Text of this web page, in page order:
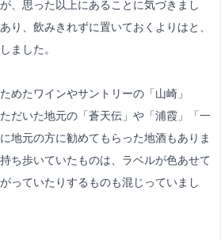
、思った以上にあることに気づきまし
り、飲みきれずに置いておくよりはと、
ました。
めたワインやサントリーの「山崎」
だいた地元の「蒼天伝」や「浦霞」「一
地元の方に勧めてもらった地酒もありま
ち歩いていたものは、ラベルが色あせて
っていたりするものも混じっていまし